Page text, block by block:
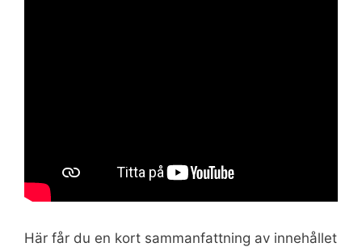
Här får du en kort sammanfattning av innehållet